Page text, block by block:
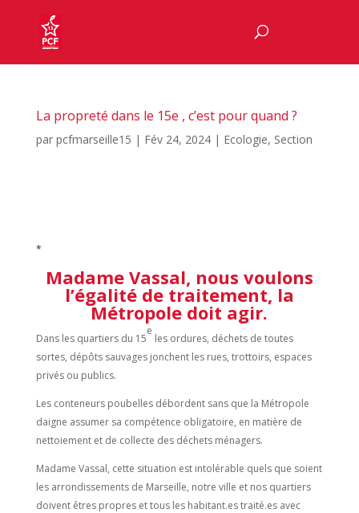
La propreté dans le 15e , c’est pour quand ?
par pcfmarseille15 | Fév 24, 2024| Ecologie, Section
*
Madame Vassal, nous voulons
l’égalité de traitement, la
Métropole doit agir.
Dans les quartiers du 15
e
les ordures, déchets de toutes
sortes, dépôts sauvages jonchent les rues, trottoirs, espaces
privés ou publics.
Les conteneurs poubelles débordent sans que la Métropole
daigne assumer sa compétence obligatoire, en matière de
nettoiement et de collecte des déchets ménagers.
Madame Vassal, cette situation est intolérable quels que soient
les arrondissements de Marseille, notre ville et nos quartiers
doivent êtres propres et tous les habitant.es traité.es avec